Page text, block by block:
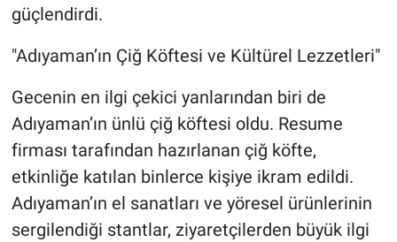
güçlendirdi.
"Adıyaman’ın Çiğ Köftesi ve Kültürel Lezzetleri"
Gecenin en ilgi çekici yanlarından biri de
Adıyaman’ın ünlü çiğ köftesi oldu. Resume
firması tarafından hazırlanan çiğ köfte,
etkinliğe katılan binlerce kişiye ikram edildi.
Adıyaman’ın el sanatları ve yöresel ürünlerinin
sergilendiği stantlar, ziyaretçilerden büyük ilgi